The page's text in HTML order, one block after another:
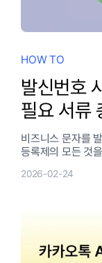
HOW TO
발신번호
필요 서류
비즈니스 문자를
등록제의 모든 것
2026-02-24